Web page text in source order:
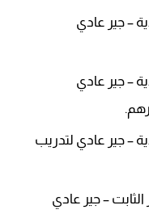
– جير عادي
– جير عادي
– جير عادي لتدريب
– جير عادي